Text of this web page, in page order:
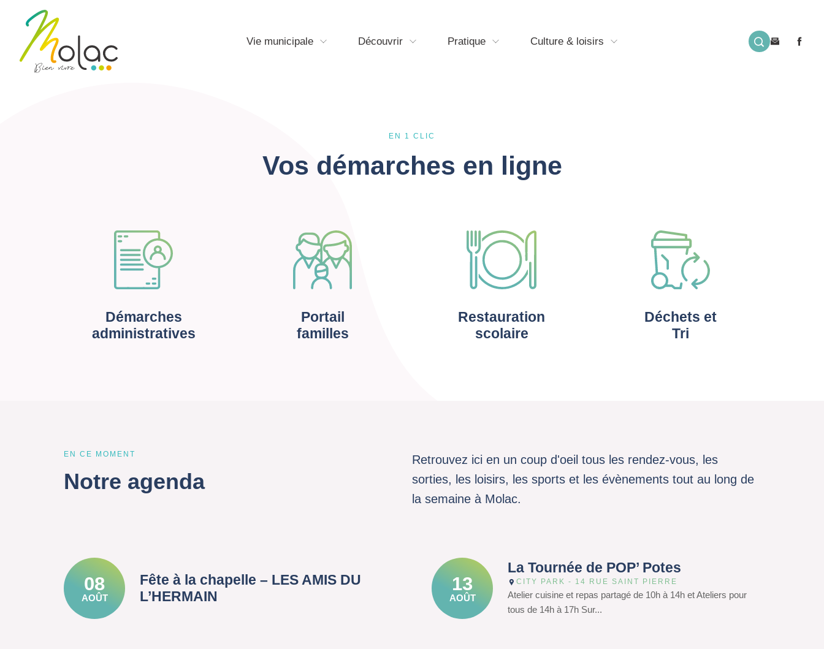
Vie municipale Découvrir Pratique Culture & loisirs
EN 1 CLIC
Vos démarches en ligne
Démarches
administratives
Portail
familles
Restauration
scolaire
Déchets et
Tri
EN CE MOMENT
Notre agenda
Retrouvez ici en un coup d'oeil tous les rendez-vous, les
sorties, les loisirs, les sports et les évènements tout au long de
la semaine à Molac.
08
AOÛT
Fête à la chapelle – LES AMIS DU
L’HERMAIN
13
AOÛT
La Tournée de POP’ Potes
CITY PARK - 14 RUE SAINT PIERRE
Atelier cuisine et repas partagé de 10h à 14h et Ateliers pour
tous de 14h à 17h Sur...